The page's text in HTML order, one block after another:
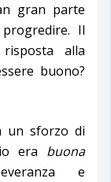
gran parte
Il
alla
buono?
un sforzo di
era buona
e